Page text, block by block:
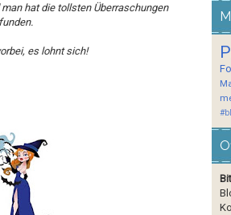
hat die tollsten Überraschungen
es lohnt sich!